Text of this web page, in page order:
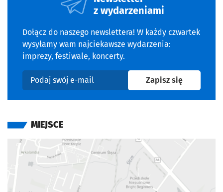
z wydarzeniami
Dołącz do naszego newslettera! W każdy czwartek
wysyłamy wam najciekawsze wydarzenia:
imprezy, festiwale, koncerty.
Podaj swój e-mail
Zapisz sięna
MIEJSCE